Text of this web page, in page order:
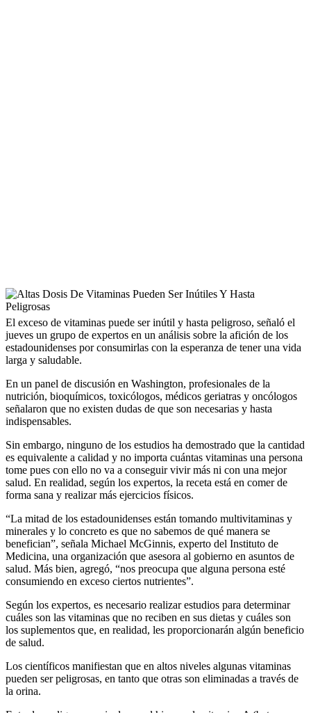
El exceso de vitaminas puede ser inútil y hasta peligroso, señaló el
jueves un grupo de expertos en un análisis sobre la afición de los
estadounidenses por consumirlas con la esperanza de tener una vida
larga y saludable.
En un panel de discusión en Washington, profesionales de la
nutrición, bioquímicos, toxicólogos, médicos geriatras y oncólogos
señalaron que no existen dudas de que son necesarias y hasta
indispensables.
Sin embargo, ninguno de los estudios ha demostrado que la cantidad
es equivalente a calidad y no importa cuántas vitaminas una persona
tome pues con ello no va a conseguir vivir más ni con una mejor
salud. En realidad, según los expertos, la receta está en comer de
forma sana y realizar más ejercicios físicos.
“La mitad de los estadounidenses están tomando multivitaminas y
minerales y lo concreto es que no sabemos de qué manera se
benefician”, señala Michael McGinnis, experto del Instituto de
Medicina, una organización que asesora al gobierno en asuntos de
salud. Más bien, agregó, “nos preocupa que alguna persona esté
consumiendo en exceso ciertos nutrientes”.
Según los expertos, es necesario realizar estudios para determinar
cuáles son las vitaminas que no reciben en sus dietas y cuáles son
los suplementos que, en realidad, les proporcionarán algún beneficio
de salud.
Los científicos manifiestan que en altos niveles algunas vitaminas
pueden ser peligrosas, en tanto que otras son eliminadas a través de
la orina.